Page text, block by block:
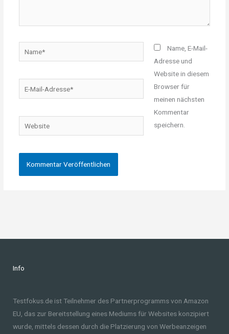
Mail-
Website
Name, E-Mail-
Adresse und
Website in diesem
Browser für
meinen nächsten
Kommentar
speichern.
Info
Testfokus.de ist Teilnehmer des Partnerprogramms von Amazon
EU, das zur Bereitstellung eines Mediums für Websites konzipiert
wurde, mittels dessen durch die Platzierung von Werbeanzeigen